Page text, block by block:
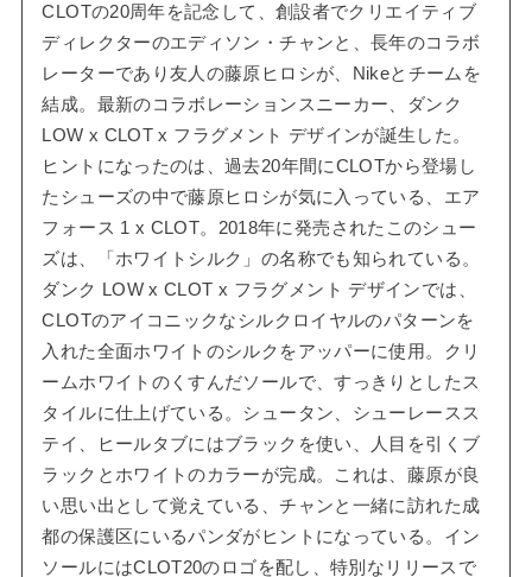
CLOTの20周年を記念して、創設者でクリエイティブ
ディレクターのエディソン・チャンと、長年のコラボ
レーターであり友人の藤原ヒロシが、Nikeとチームを
結成。最新のコラボレーションスニーカー、ダンク
LOW x CLOT x フラグメント デザインが誕生した。
ヒントになったのは、過去20年間にCLOTから登場し
たシューズの中で藤原ヒロシが気に入っている、エア
フォース 1 x CLOT。2018年に発売されたこのシュー
ズは、「ホワイトシルク」の名称でも知られている。
ダンク LOW x CLOT x フラグメント デザインでは、
CLOTのアイコニックなシルクロイヤルのパターンを
入れた全面ホワイトのシルクをアッパーに使用。クリ
ームホワイトのくすんだソールで、すっきりとしたス
タイルに仕上げている。シュータン、シューレースス
テイ、ヒールタブにはブラックを使い、人目を引くブ
ラックとホワイトのカラーが完成。これは、藤原が良
い思い出として覚えている、チャンと一緒に訪れた成
都の保護区にいるパンダがヒントになっている。イン
ソールにはCLOT20のロゴを配し、特別なリリースで